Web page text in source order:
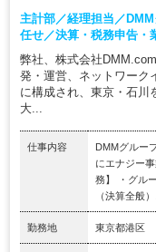
主計部／経理担当／
任せ／決算・税務申告・
弊社、株式会社
発・運営、ネットワーク
に構成され、東京・石川
大...
仕事内容
DMMグルー
にエナジー
務】 ・グル
（決算全般）
勤務地 東京都港区